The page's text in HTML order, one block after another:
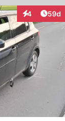
4
Interaktionen
59d